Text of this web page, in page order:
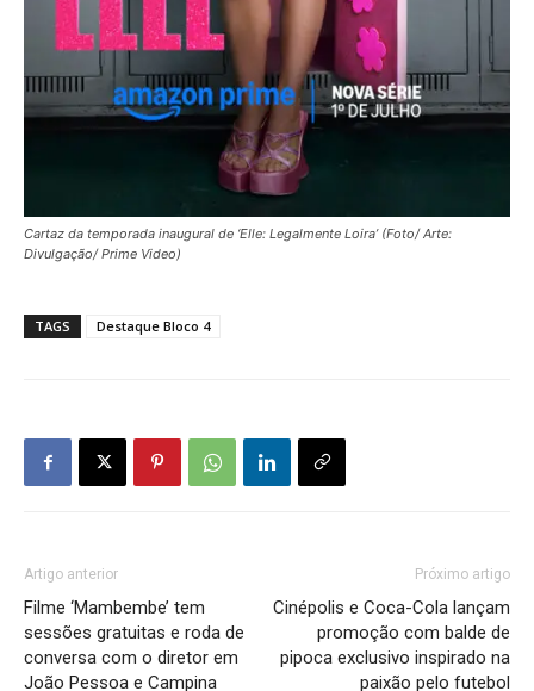
Cartaz da temporada inaugural de ‘Elle: Legalmente Loira’ (Foto/ Arte:
Divulgação/ Prime Video)
TAGS Destaque Bloco 4
Artigo anterior
Filme ‘Mambembe’ tem
sessões gratuitas e roda de
conversa com o diretor em
João Pessoa e Campina
Próximo artigo
Cinépolis e Coca-Cola lançam
promoção com balde de
pipoca exclusivo inspirado na
paixão pelo futebol